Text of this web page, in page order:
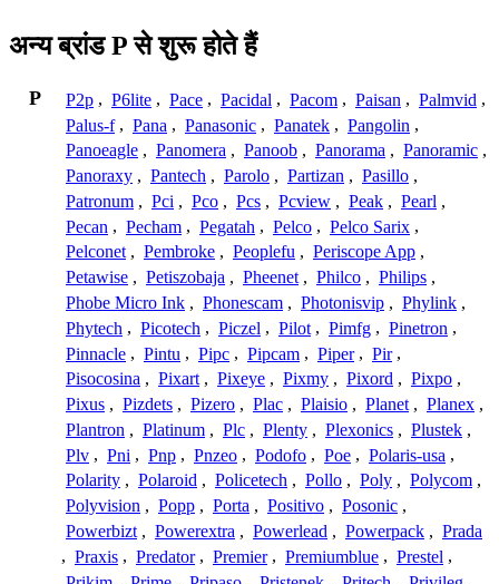
अन्य ब्रांड P से शुरू होते हैं
P P2p , P6lite , Pace , Pacidal , Pacom , Paisan , Palmvid ,
Palus-f , Pana , Panasonic , Panatek , Pangolin ,
Panoeagle , Panomera , Panoob , Panorama , Panoramic ,
Panoraxy , Pantech , Parolo , Partizan , Pasillo ,
Patronum , Pci , Pco , Pcs , Pcview , Peak , Pearl ,
Pecan , Pecham , Pegatah , Pelco , Pelco Sarix ,
Pelconet , Pembroke , Peoplefu , Periscope App ,
Petawise , Petiszobaja , Pheenet , Philco , Philips ,
Phobe Micro Ink , Phonescam , Photonisvip , Phylink ,
Phytech , Picotech , Piczel , Pilot , Pimfg , Pinetron ,
Pinnacle , Pintu , Pipc , Pipcam , Piper , Pir ,
Pisocosina , Pixart , Pixeye , Pixmy , Pixord , Pixpo ,
Pixus , Pizdets , Pizero , Plac , Plaisio , Planet , Planex ,
Plantron , Platinum , Plc , Plenty , Plexonics , Plustek ,
Plv , Pni , Pnp , Pnzeo , Podofo , Poe , Polaris-usa ,
Polarity , Polaroid , Policetech , Pollo , Poly , Polycom ,
Polyvision , Popp , Porta , Positivo , Posonic ,
Powerbizt , Powerextra , Powerlead , Powerpack , Prada
, Praxis , Predator , Premier , Premiumblue , Prestel ,